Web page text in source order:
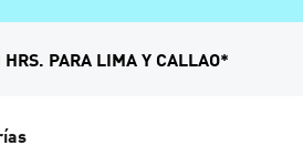
HRS. PARA LIMA Y CALLAO*